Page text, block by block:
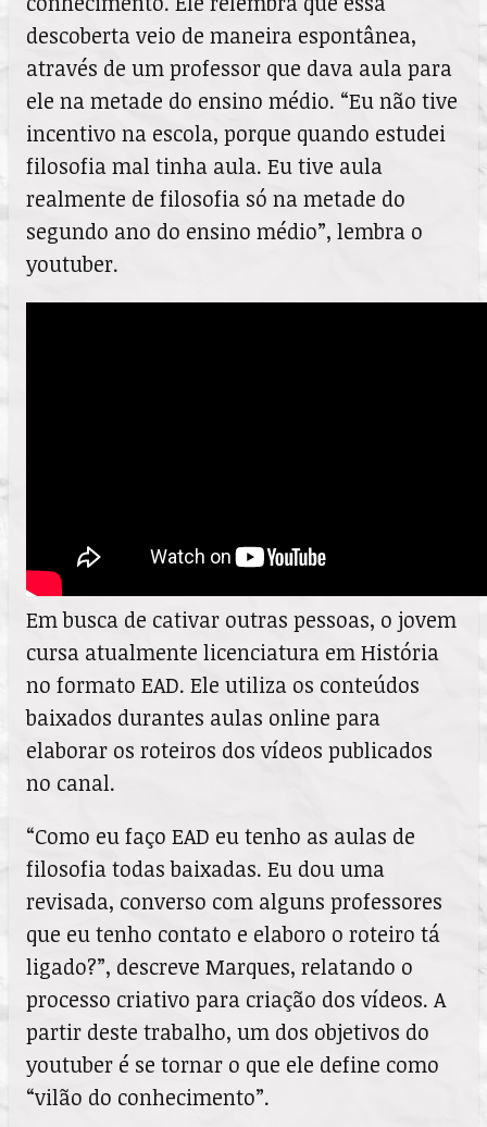
descoberta veio de maneira espontânea,
através de um professor que dava aula para
ele na metade do ensino médio. “Eu não tive
incentivo na escola, porque quando estudei
filosofia mal tinha aula. Eu tive aula
realmente de filosofia só na metade do
segundo ano do ensino médio”, lembra o
youtuber.
Em busca de cativar outras pessoas, o jovem
cursa atualmente licenciatura em História
no formato EAD. Ele utiliza os conteúdos
baixados durantes aulas online para
elaborar os roteiros dos vídeos publicados
no canal.
“Como eu faço EAD eu tenho as aulas de
filosofia todas baixadas. Eu dou uma
revisada, converso com alguns professores
que eu tenho contato e elaboro o roteiro tá
ligado?”, descreve Marques, relatando o
processo criativo para criação dos vídeos. A
partir deste trabalho, um dos objetivos do
youtuber é se tornar o que ele define como
“vilão do conhecimento”.